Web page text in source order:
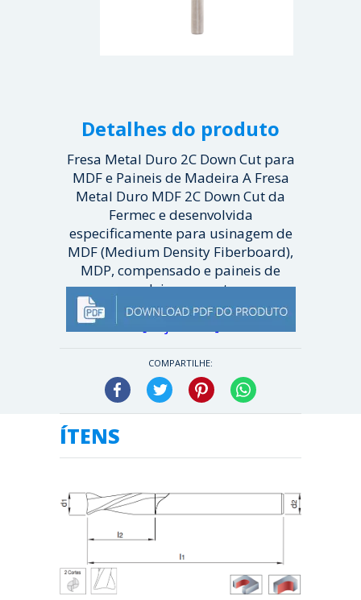
Detalhes do produto
Fresa Metal Duro 2C Down Cut para
MDF e Paineis de Madeira A Fresa
Metal Duro MDF 2C Down Cut da
Fermec e desenvolvida
especificamente para usinagem de
MDF (Medium Density Fiberboard),
MDP, compensado e paineis de
madeira reconst...
COMPARTILHE:
Facebook Twitter Pinterest
ÍTENS